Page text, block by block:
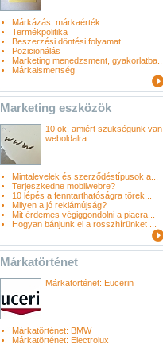
Márkázás, márkaérték
Termékpolitika
Beszerzési döntési folyamat
Pozicionálás
Marketing menedzsment, gyakorlatba...
Márkaismertség
Marketing eszközök
10 ok, amiért szükségünk van
weboldalra
Mintalevelek és szerződéstípusok a...
Terjeszkedne mobilwebre?
10 lépés a fenntarthatóságra törek...
Milyen a jó reklámújság?
Mit érdemes végiggondolni a piacra...
Hogyan bánjunk el a rosszhírünket ...
Márkatörténet
Márkatörténet: Eucerin
Márkatörténet: BMW
Márkatörténet: Electrolux